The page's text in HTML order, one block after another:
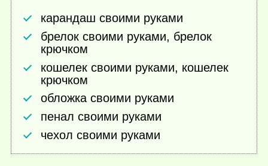
карандаш своими руками
брелок своими руками, брелок
крючком
кошелек своими руками, кошелек
крючком
обложка своими руками
пенал своими руками
чехол своими руками